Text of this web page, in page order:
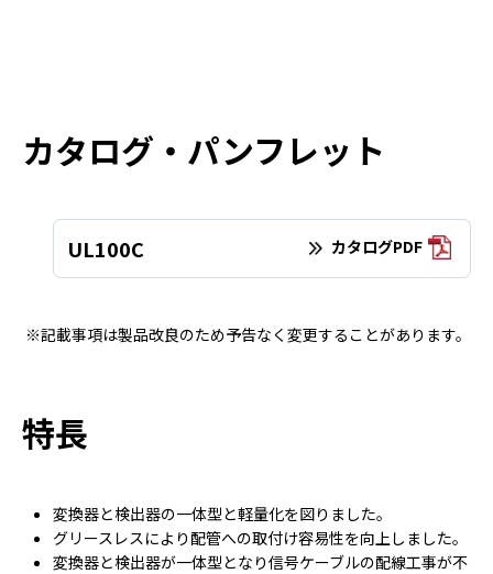
カタログ・パンフレット
UL100C カタログPDF
※記載事項は製品改良のため予告なく変更することがあります。
特長
変換器と検出器の一体型と軽量化を図りました。
グリースレスにより配管への取付け容易性を向上しました。
変換器と検出器が一体型となり信号ケーブルの配線工事が不